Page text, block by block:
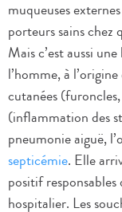
muqueuses
porteurs sains chez
Mais c’est aussi
l’homme, à
cutanées
(inflammation des
pneumonie aiguë,
septicémie. Elle
positif
hospitalier. Les